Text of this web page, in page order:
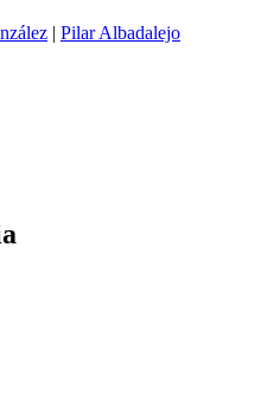
| Pilar Albadalejo